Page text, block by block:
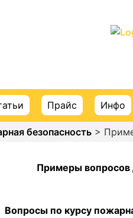
Прайс Инфо
безопасность >
Примеры вопросов
Вопросы по курсу